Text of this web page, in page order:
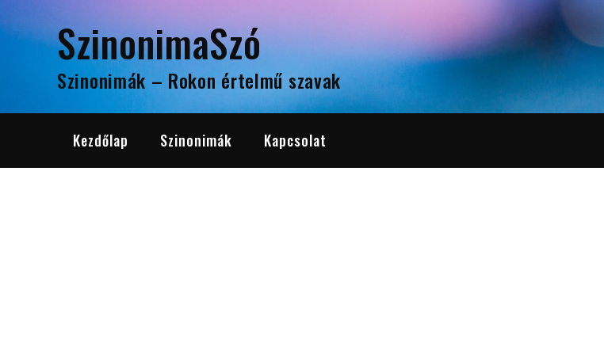
to
content SzinonimaSzó
Szinonimák – Rokon értelmű szavak
Kezdőlap Szinonimák Kapcsolat